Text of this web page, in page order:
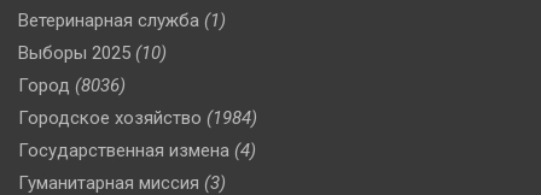
Ветеринарная служба (1)
Выборы 2025 (10)
Город (8036)
Городское хозяйство (1984)
Государственная измена (4)
Гуманитарная миссия (3)